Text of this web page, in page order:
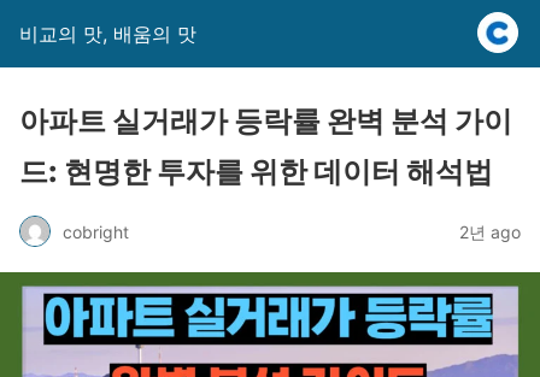
비교의 맛, 배움의 맛
아파트 실거래가 등락률 완벽 분석 가이
드: 현명한 투자를 위한 데이터 해석법
cobright 2년 ago